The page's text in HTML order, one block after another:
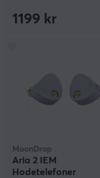
1199 kr
MoonDrop
Aria 2 IEM
Hodetelefoner